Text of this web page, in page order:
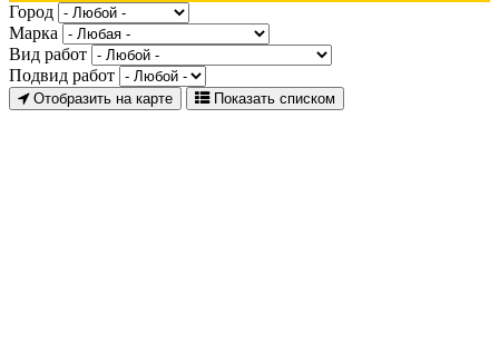
Город
Марка
Вид работ
Подвид работ
Отобразить на карте Показать списком